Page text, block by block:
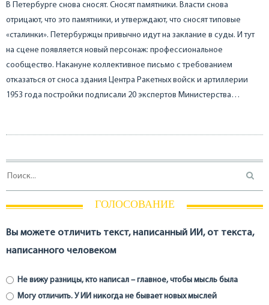
В Петербурге снова сносят. Сносят памятники. Власти снова
отрицают, что это памятники, и утверждают, что сносят типовые
«сталинки». Петербуржцы привычно идут на заклание в суды. И тут
на сцене появляется новый персонаж: профессиональное
сообщество. Накануне коллективное письмо с требованием
отказаться от сноса здания Центра Ракетных войск и артиллерии
1953 года постройки подписали 20 экспертов Министерства…
ГОЛОСОВАНИЕ
Вы можете отличить текст, написанный ИИ, от текста,
написанного человеком
Не вижу разницы, кто написал – главное, чтобы мысль была
Могу отличить. У ИИ никогда не бывает новых мыслей